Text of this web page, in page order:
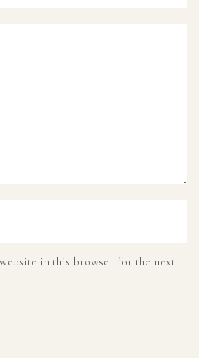
in this browser for the next